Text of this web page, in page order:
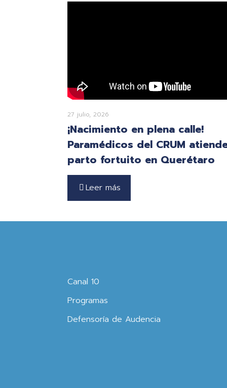
27 julio, 2026
¡Nacimiento en plena calle!
Paramédicos del CRUM
parto fortuito en Querétaro
Leer más
Canal 10
Programas
Defensoría de Audencia